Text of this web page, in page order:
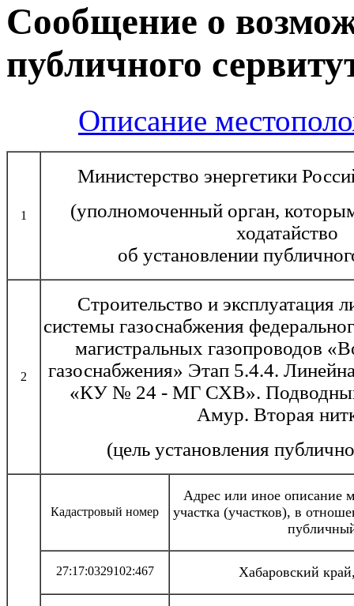
Сообщение о
публичного
Описание
1
Министерство энергетики
(уполномоченный орган,
ходатайство
об установлении
2
Строительство и эксплуатация
системы газоснабжения
магистральных газопроводов
газоснабжения» Этап 5.4.4.
«КУ № 24 - МГ СХВ». Подводный
Амур. Вторая
(цель установления
Кадастровый номер
Адрес или иное описание
участка (участков), в
27:17:0329102:467 Хабаровский